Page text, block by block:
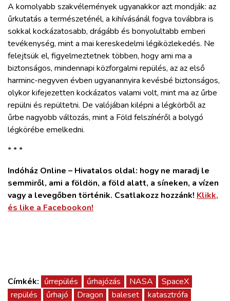
A komolyabb szakvélemények ugyanakkor azt mondják: az
űrkutatás a természeténél, a kihívásánál fogva továbbra is
sokkal kockázatosabb, drágább és bonyolultabb emberi
tevékenység, mint a mai kereskedelmi légiközlekedés. Ne
felejtsük el, figyelmeztetnek többen, hogy ami ma a
biztonságos, mindennapi közforgalmi repülés, az az első
harminc-negyven évben ugyanannyira kevésbé biztonságos,
olykor kifejezetten kockázatos valami volt, mint ma az űrbe
repülni és repültetni. De valójában kilépni a légkörből az
űrbe nagyobb változás, mint a Föld felszínéről a bolygó
légkörébe emelkedni.
* * *
Indóház Online – Hivatalos oldal: hogy ne maradj le
semmiről, ami a földön, a föld alatt, a síneken, a vízen
vagy a levegőben történik. Csatlakozz hozzánk! Klikk,
és like a Facebookon!
Címkék: űrrepülés űrhajózás NASA
SpaceX
repülés
űrhajó Dragon baleset
katasztrófa